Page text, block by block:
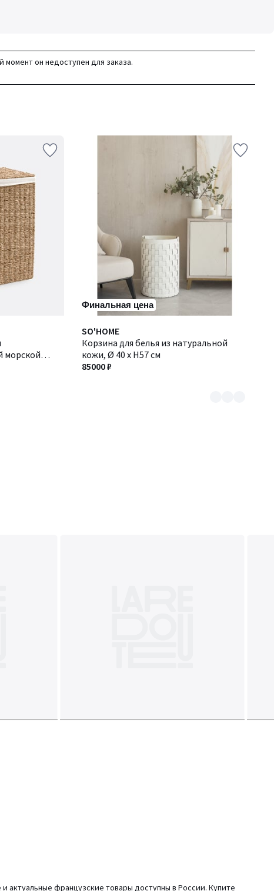
он недоступен для заказа.
морской
Финальная цена
SO'HOME
Корзина для белья из натуральной
кожи, Ø 40 x H57 см
85000 ₽
Количество
цветов:
8
актуальные французские товары доступны в России. Купите